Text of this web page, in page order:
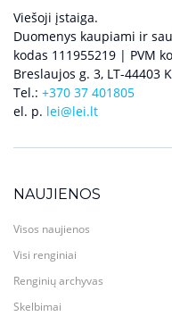
Viešoji įstaiga.
Duomenys kaupiami ir
kodas 111955219 | PVM
Breslaujos g. 3, LT-44403
Tel.: +370 37 401805
el. p. lei@lei.lt
NAUJIENOS
Visos naujienos
Visi renginiai
Renginių archyvas
Skelbimai